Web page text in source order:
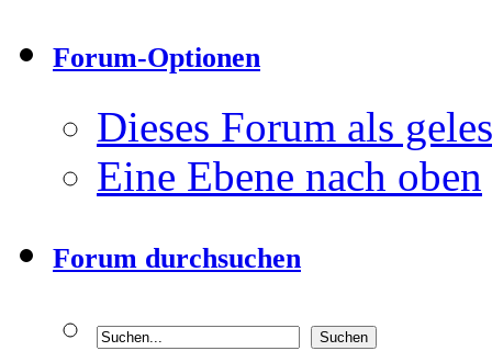
Forum-Optionen
Dieses Forum als
Eine Ebene nach oben
Forum durchsuchen